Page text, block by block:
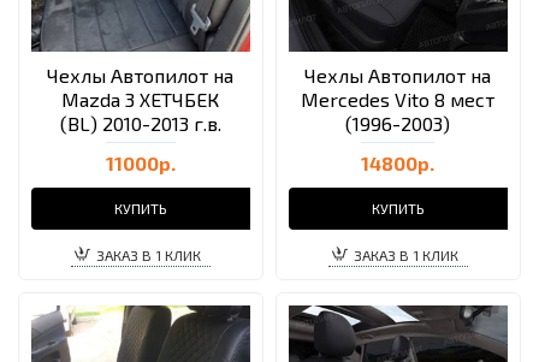
Чехлы Автопилот на
Mazda 3 ХЕТЧБЕК
(BL) 2010-2013 г.в.
11000р.
КУПИТЬ
ЗАКАЗ В 1 КЛИК
Чехлы Автопилот на
Mercedes Vito 8 мест
(1996-2003)
14800р.
КУПИТЬ
ЗАКАЗ В 1 КЛИК